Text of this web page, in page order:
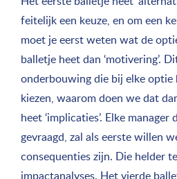
feitelijk een keuze, en om een
moet je eerst weten wat de
balletje heet dan ‘motivering’.
onderbouwing die bij elke
kiezen, waarom doen we dat
heet ‘implicaties’. Elke
gevraagd, zal als eerste willen
consequenties zijn. Die helder
impactanalyses. Het vierde